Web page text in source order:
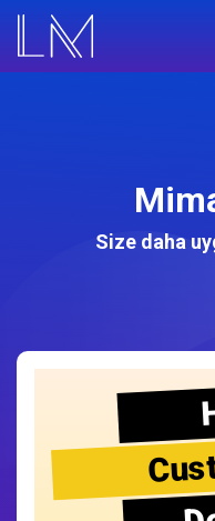
Size daha